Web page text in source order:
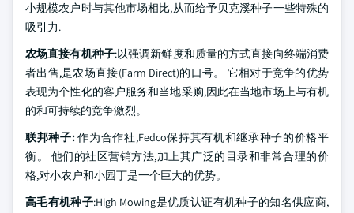
小规模农户时与其他市场相比,从而给予贝克溪种子一些特殊的
吸引力.
农场直接有机种子:以强调新鲜度和质量的方式直接向终端消费
者出售,是农场直接(Farm Direct)的口号。 它相对于竞争的优势
表现为个性化的客户服务和当地采购,因此在当地市场上与有机
的和可持续的竞争激烈。
联邦种子:作为合作社,Fedco保持其有机和继承种子的价格平
衡。 他们的社区营销方法,加上其广泛的目录和非常合理的价
格,对小农户和小园丁是一个巨大的优势。
高毛有机种子:High Mowing是优质认证有机种子的知名供应商,